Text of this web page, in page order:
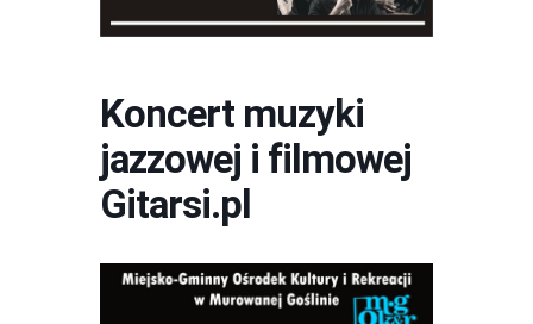
Koncert muzyki
jazzowej i filmowej
Gitarsi.pl